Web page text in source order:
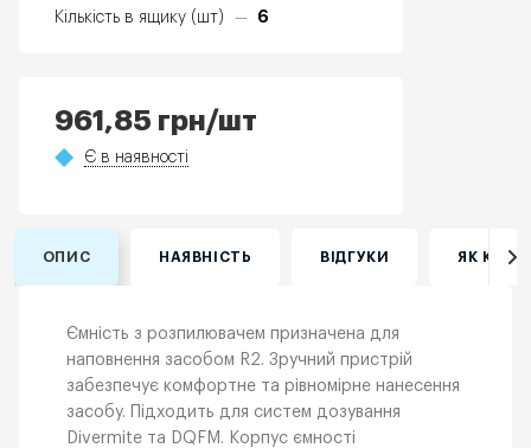
Кількість в ящику (шт)
— 6
961,85 грн/шт
Є в наявності
ОПИС НАЯВНІСТЬ ВІДГУКИ ЯК
Ємність з розпилювачем призначена для
наповнення засобом R2. Зручний пристрій
забезпечує комфортне та рівномірне нанесення
засобу. Підходить для систем дозування
Divermite та DQFM. Корпус ємності